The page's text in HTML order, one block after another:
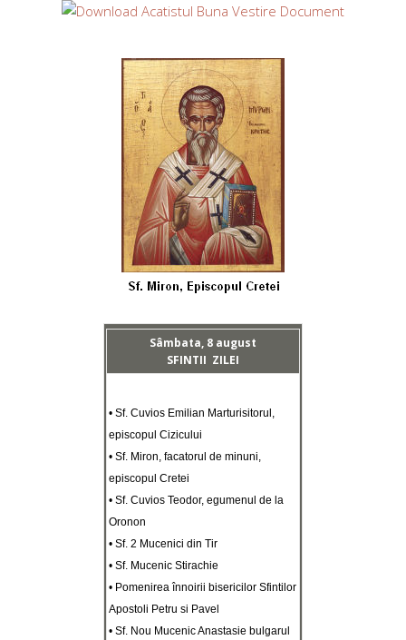
Sâmbata, 8 august
SFINTII ZILEI
• Sf. Cuvios Emilian Marturisitorul,
episcopul Cizicului
• Sf. Miron, facatorul de minuni,
episcopul Cretei
• Sf. Cuvios Teodor, egumenul de la
Oronon
• Sf. 2 Mucenici din Tir
• Sf. Mucenic Stirachie
• Pomenirea înnoirii bisericilor Sfintilor
Apostoli Petru si Pavel
• Sf. Nou Mucenic Anastasie bulgarul